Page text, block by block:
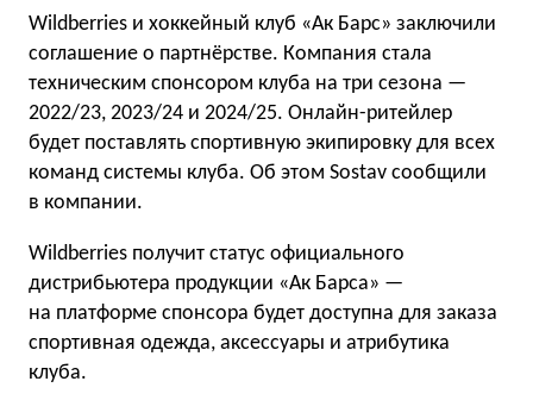
Wildberries и хоккейный клуб «Ак Барс» заключили
соглашение о партнёрстве. Компания стала
техническим спонсором клуба на три сезона —
2022/23, 2023/24 и 2024/25. Онлайн-ритейлер
будет поставлять спортивную экипировку для всех
команд системы клуба. Об этом Sostav сообщили
в компании.
Wildberries получит статус официального
дистрибьютера продукции «Ак Барса» —
на платформе спонсора будет доступна для заказа
спортивная одежда, аксессуары и атрибутика
клуба.